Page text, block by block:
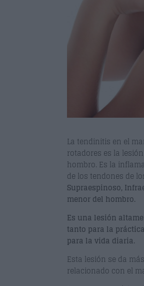
La tendinitis en el
rotadores es la
hombro. Es la
de los tendones de
Supraespinoso,
menor del hombro.
Es una lesión
tanto para la
para la vida diaria.
Esta lesión se da
relacionado con el